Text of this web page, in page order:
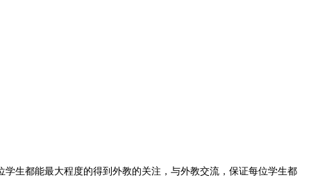
生都能最大程度的得到外教的关注，与外教交流，保证每位学生都